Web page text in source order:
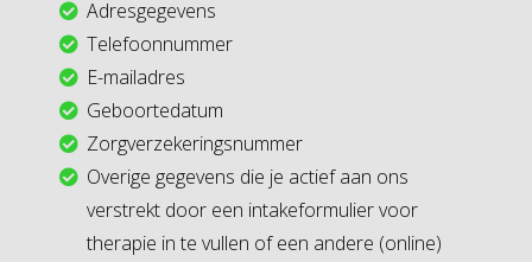
Adresgegevens
Telefoonnummer
E-mailadres
Geboortedatum
Zorgverzekeringsnummer
Overige gegevens die je actief aan ons
verstrekt door een intakeformulier voor
therapie in te vullen of een andere (online)